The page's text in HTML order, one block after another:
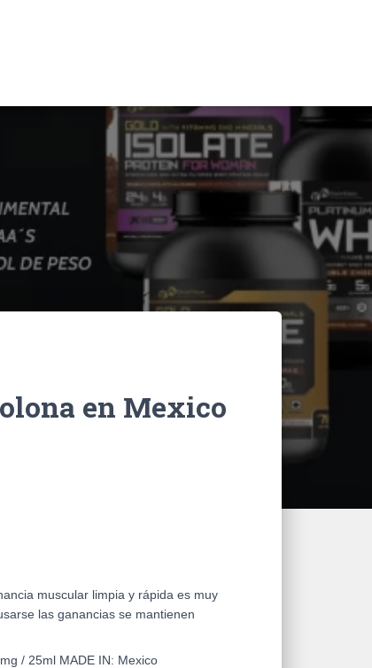
en Mexico
muscular limpia y rápida es muy
las ganancias se mantienen
/ 25ml MADE IN: Mexico